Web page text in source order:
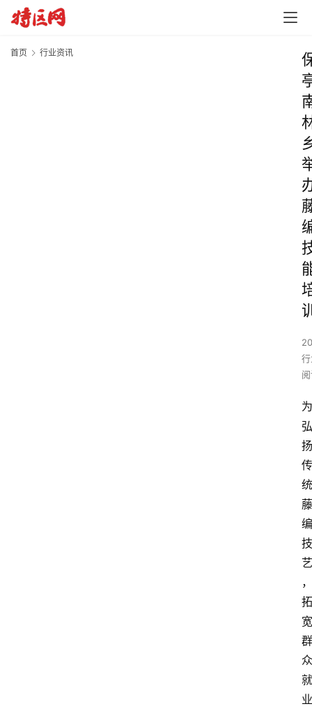
首页 行业资讯
为
弘
扬
传
统
藤
编
技
艺
，
拓
宽
群
众
就
业